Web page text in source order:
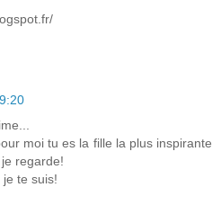
moi tu es la fille la plus inspirante
regarde!
te suis!